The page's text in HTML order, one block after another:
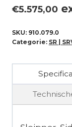
€5.575,00
SKU: 910.079.0
Categorie: SR |